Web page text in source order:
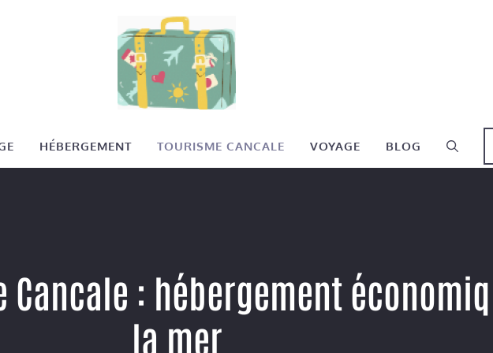
HÉBERGEMENT TOURISME CANCALE VOYAGE BLOG
Cancale : hébergement
la mer